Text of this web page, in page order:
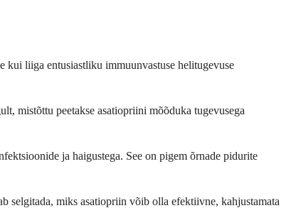
kui liiga entusiastliku immuunvastuse helitugevuse
mistõttu peetakse asatiopriini mõõduka tugevusega
ja haigustega. See on pigem õrnade pidurite
selgitada, miks asatiopriin võib olla efektiivne, kahjustamata